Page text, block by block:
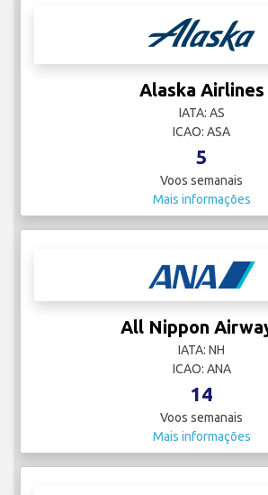
Alaska Airlines
IATA: AS
ICAO: ASA
5
Voos semanais
Mais informações
All Nippon
IATA: NH
ICAO: ANA
14
Voos semanais
Mais informações